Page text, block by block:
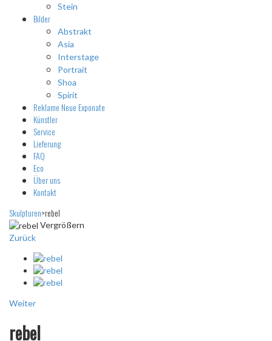
Stein
Bilder
Abstrakt
Asia
Interstage
Portrait
Shoa
Spirit
Reklame Neue Exponate
Künstler
Service
Lieferung
FAQ
Eco
Über uns
Kontakt
Skulpturen>rebel
Vergrößern
Zurück
Weiter
rebel